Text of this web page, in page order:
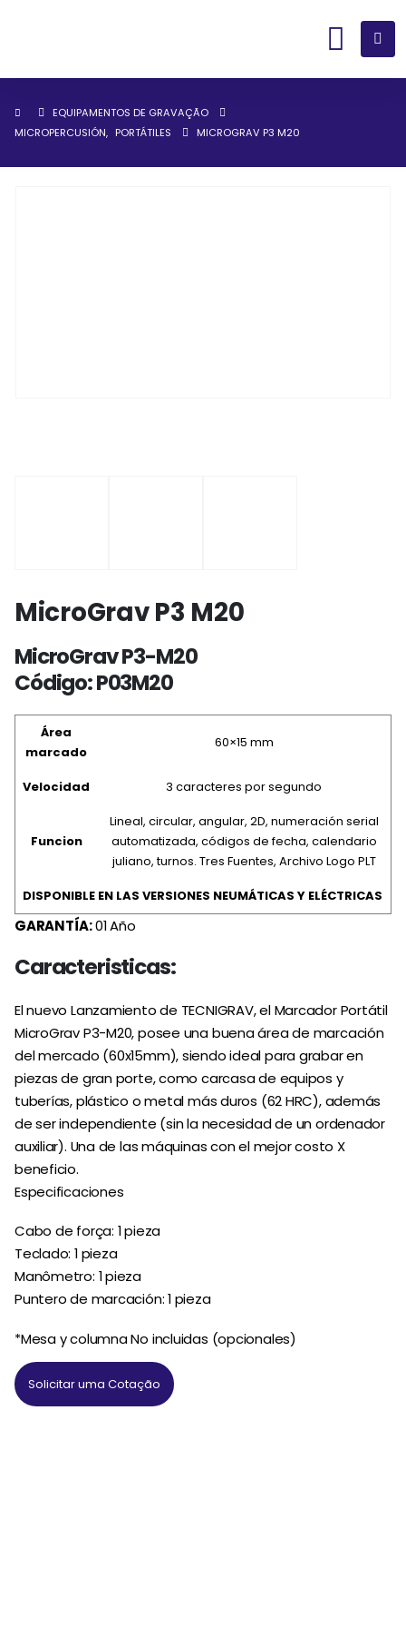
EQUIPAMENTOS DE GRAVAÇÃO
MICROPERCUSIÓN, PORTÁTILES MICROGRAV P3 M20
MicroGrav P3 M20
MicroGrav P3-M20
Código: P03M20
Área
marcado
60×15 mm
Velocidad 3 caracteres por segundo
Funcion
Lineal, circular, angular, 2D, numeración serial
automatizada, códigos de fecha, calendario
juliano, turnos. Tres Fuentes, Archivo Logo PLT
DISPONIBLE EN LAS VERSIONES NEUMÁTICAS Y ELÉCTRICAS
GARANTÍA:01 Año
Caracteristicas:
El nuevo Lanzamiento de TECNIGRAV, el Marcador Portátil
MicroGrav P3-M20, posee una buena área de marcación
del mercado (60x15mm), siendo ideal para grabar en
piezas de gran porte, como carcasa de equipos y
tuberías, plástico o metal más duros (62 HRC), además
de ser independiente (sin la necesidad de un ordenador
auxiliar). Una de las máquinas con el mejor costo X
beneficio.
Especificaciones
Cabo de força: 1 pieza
Teclado: 1 pieza
Manômetro: 1 pieza
Puntero de marcación: 1 pieza
*Mesa y columna No incluidas (opcionales)
Solicitar uma Cotação